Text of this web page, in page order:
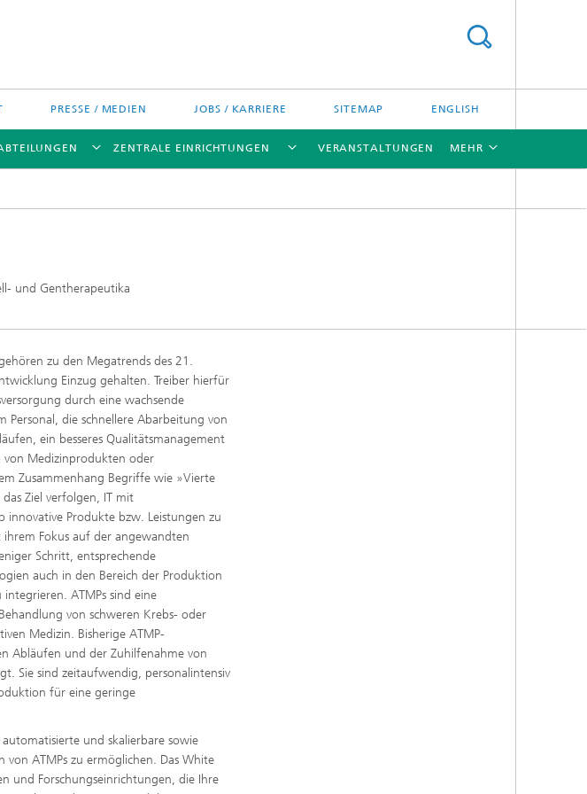
PRESSE / MEDIEN JOBS / KARRIERE SITEMAP ENGLISH
ZENTRALE EINRICHTUNGEN VERANSTALTUNGEN MEHR
und Gentherapeutika
zu den Megatrends des 21.
Einzug gehalten. Treiber hierfür
durch eine wachsende
Personal, die schnellere Abarbeitung von
ein besseres Qualitätsmanagement
von Medizinprodukten oder
Zusammenhang Begriffe wie »Vierte
Ziel verfolgen, IT mit
innovative Produkte bzw. Leistungen zu
ihrem Fokus auf der angewandten
Schritt, entsprechende
auch in den Bereich der Produktion
ATMPs sind eine
von schweren Krebs- oder
Medizin. Bisherige ATMP-
Abläufen und der Zuhilfenahme von
Sie sind zeitaufwendig, personalintensiv
für eine geringe
und skalierbare sowie
ATMPs zu ermöglichen. Das White
und Forschungseinrichtungen, die Ihre